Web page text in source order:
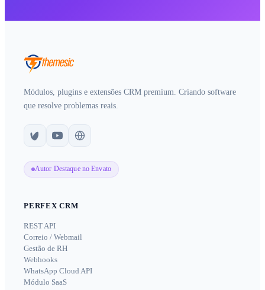
Módulos, plugins e extensões CRM premium. Criando software
que resolve problemas reais.
Autor Destaque no Envato
PERFEX CRM
REST API
Correio / Webmail
Gestão de RH
Webhooks
WhatsApp Cloud API
Módulo SaaS